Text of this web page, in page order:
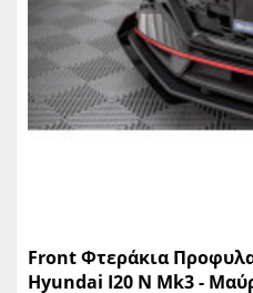
Front Φτεράκια
Hyundai I20 N Mk3 -